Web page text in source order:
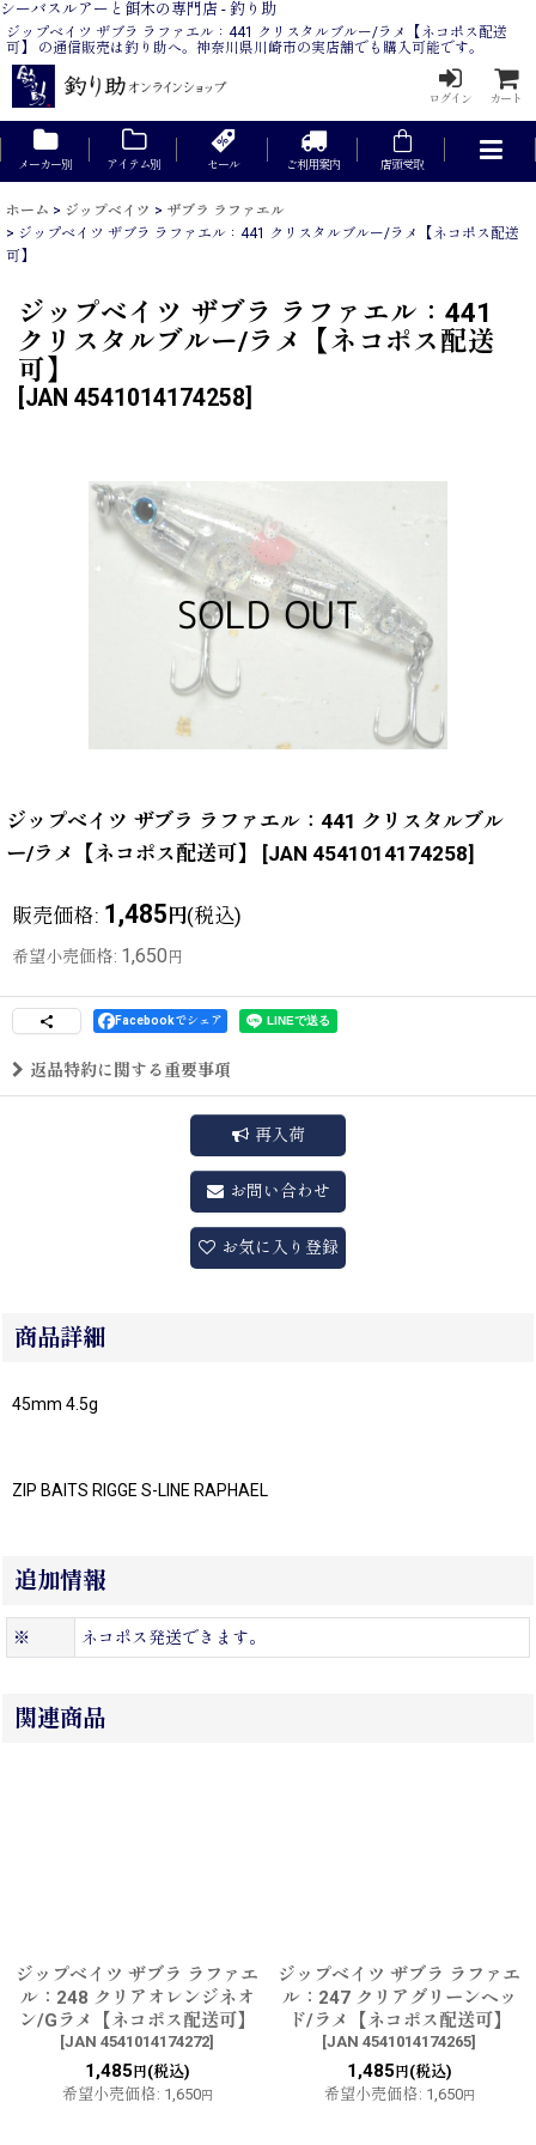
シーバスルアーと餌木の専門店 - 釣り助
ジップベイツ ザブラ ラファエル：441 クリスタルブルー/ラメ【ネコポス配送
可】 の通信販売は釣り助へ。神奈川県川崎市の実店舗でも購入可能です。
ログイン カート
メーカー別 アイテム別 セール ご利用案内 店頭受取
ホーム > ジップベイツ > ザブラ ラファエル
> ジップベイツ ザブラ ラファエル：441 クリスタルブルー/ラメ【ネコポス配送
可】
ジップベイツ ザブラ ラファエル：441
クリスタルブルー/ラメ【ネコポス配送
可】
JAN 4541014174258
ジップベイツ ザブラ ラファエル：441 クリスタルブル
ー/ラメ【ネコポス配送可】
[JAN 4541014174258]
販売価格: 1,485円(税込)
希望小売価格: 1,650 円
Facebookでシェア
返品特約に関する重要事項
再入荷
お問い合わせ
お気に入り登録
商品詳細
45mm 4.5g
ZIP BAITS RIGGE S-LINE RAPHAEL
追加情報
※ ネコポス発送できます。
関連商品
ジップベイツ ザブラ ラファエ
ル：248 クリアオレンジネオ
ン/Gラメ【ネコポス配送可】
[JAN 4541014174272]
1,485 円(税込)
希望小売価格: 1,650円
ジップベイツ ザブラ ラファエ
ル：247 クリアグリーンヘッ
ド/ラメ【ネコポス配送可】
[JAN 4541014174265]
1,485 円(税込)
希望小売価格: 1,650円